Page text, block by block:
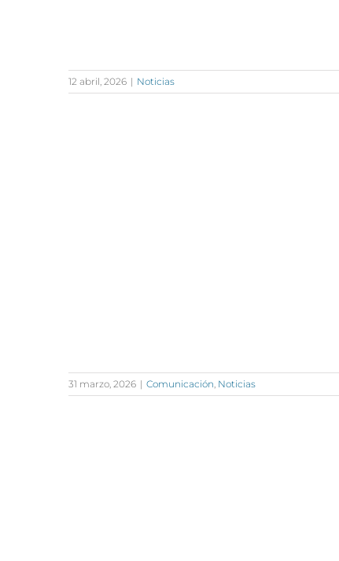
12 abril, 2026 | Noticias
31 marzo, 2026 | Comunicación, Noticias